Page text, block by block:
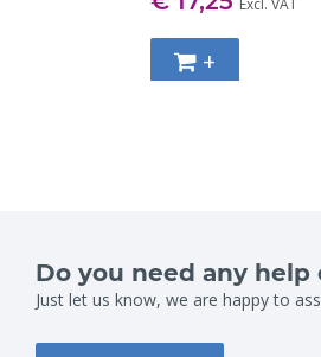
Excl. VAT
+
Do you need any help
Just let us know, we are happy to